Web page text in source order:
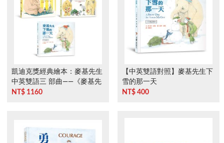
凱迪克獎經典繪本：麥基先生
中英雙語三 部曲——《麥基先
生請假的那一天》、《麥 基先
NT$ 1160
【中英雙語對照】麥基先生下
雪的那一天
NT$ 400